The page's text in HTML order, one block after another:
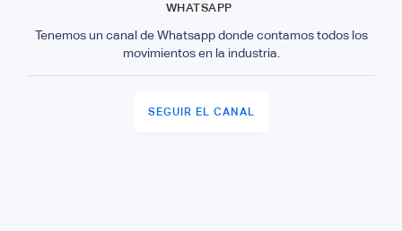
WHATSAPP
Tenemos un canal de Whatsapp donde contamos todos los
movimientos en la industria.
SEGUIR EL CANAL